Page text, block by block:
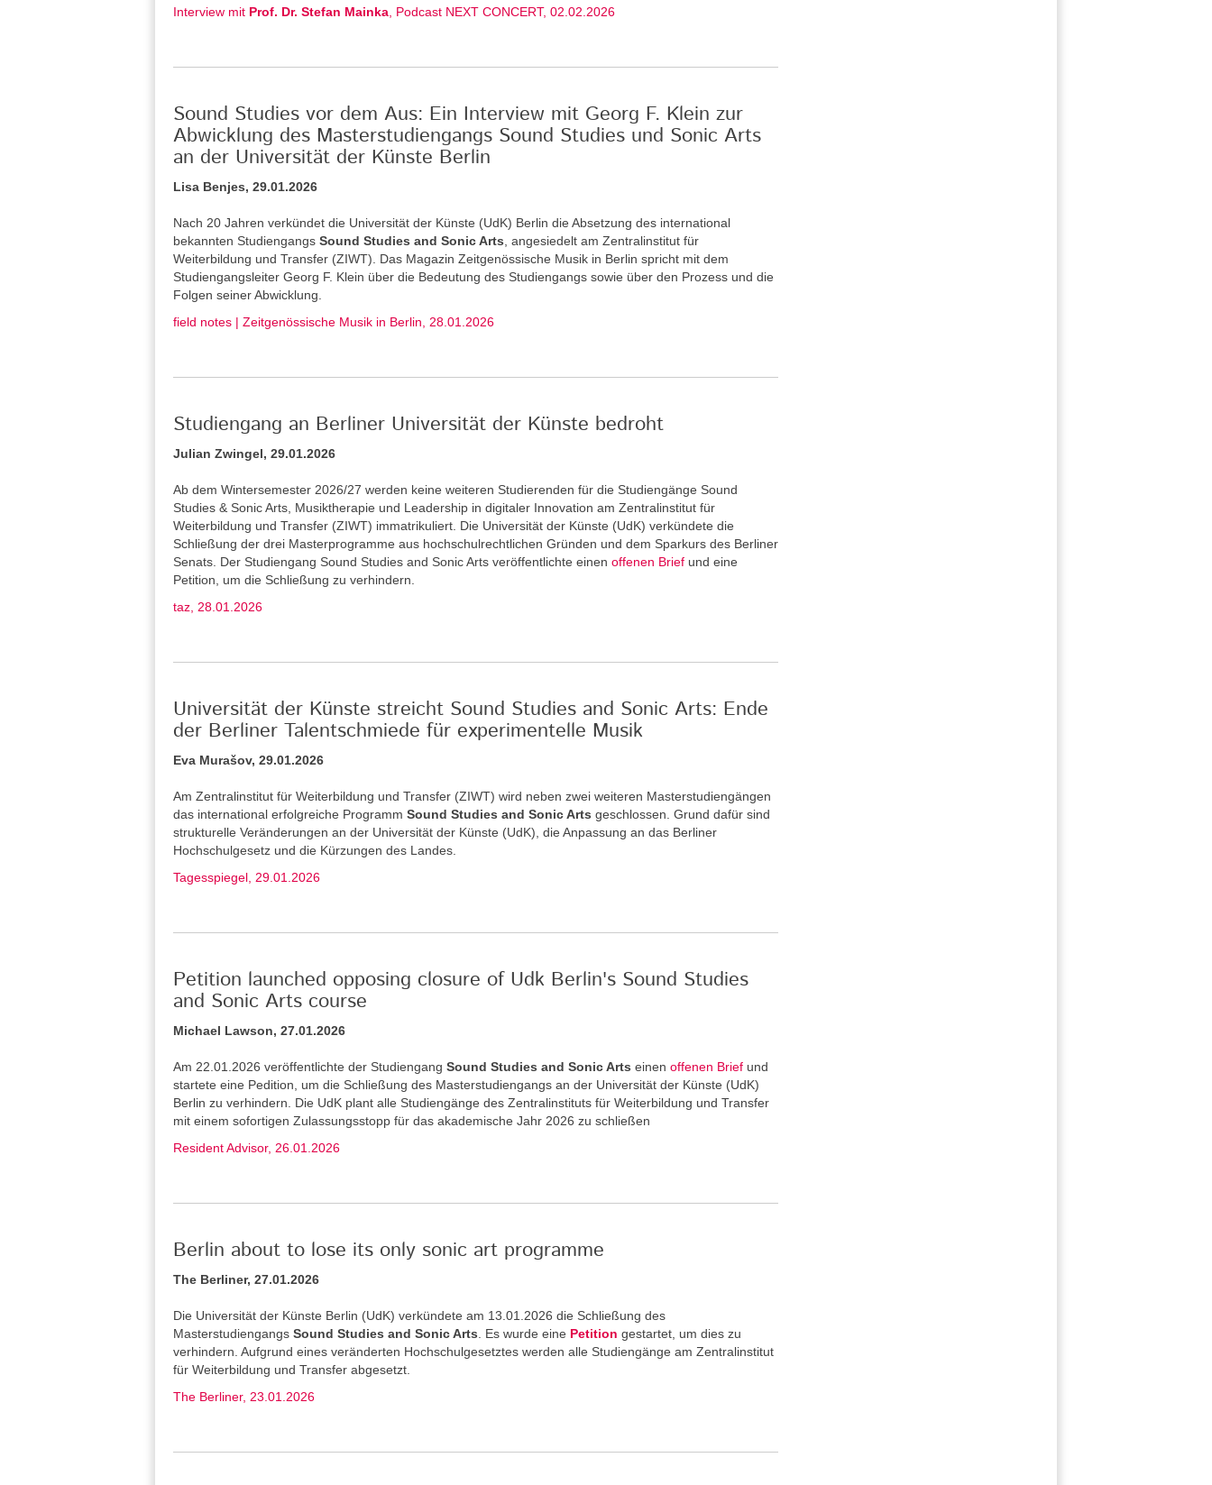
Interview mit Prof. Dr. Stefan Mainka , Podcast NEXT CONCERT, 02.02.2026
Sound Studies vor dem Aus: Ein Interview mit Georg F. Klein zur
Abwicklung des Masterstudiengangs Sound Studies und Sonic Arts
an der Universität der Künste Berlin
Lisa Benjes, 29.01.2026
Nach 20 Jahren verkündet die Universität der Künste (UdK) Berlin die Absetzung des international
bekannten Studiengangs Sound Studies and Sonic Arts , angesiedelt am Zentralinstitut für
Weiterbildung und Transfer (ZIWT). Das Magazin Zeitgenössische Musik in Berlin spricht mit dem
Studiengangsleiter Georg F. Klein über die Bedeutung des Studiengangs sowie über den Prozess und die
Folgen seiner Abwicklung.
field notes | Zeitgenössische Musik in Berlin, 28.01.2026
Studiengang an Berliner Universität der Künste bedroht
Julian Zwingel, 29.01.2026
Ab dem Wintersemester 2026/27 werden keine weiteren Stu­dierenden für die Studiengänge Sound
Studies & Sonic Arts, Musiktherapie und Leadership in digitaler Innovation am Zentralinstitut für
Weiterbildung und Transfer (ZIWT) immatrikuliert. Die Universität der Künste (UdK) verkündete die
Schließung der drei Masterprogramme aus hochschulrechtlichen Gründen und dem Sparkurs des Berliner
Senats. Der Studiengang Sound Studies and Sonic Arts veröffentlichte einen offenen Brief und eine
Petition, um die Schließung zu verhindern.
taz, 28.01.2026
Universität der Künste streicht Sound Studies and Sonic Arts: Ende
der Berliner Talentschmiede für experimentelle Musik
Eva Murašov, 29.01.2026
Am Zentralinstitut für Weiterbildung und Transfer (ZIWT) wird neben zwei weiteren Masterstudiengängen
das international erfolgreiche Programm Sound Studies and Sonic Arts geschlossen. Grund dafür sind
strukturelle Veränderungen an der Universität der Künste (UdK), die Anpassung an das Berliner
Hochschulgesetz und die Kürzungen des Landes.
Tagesspiegel, 29.01.2026
Petition launched opposing closure of Udk Berlin's Sound Studies
and Sonic Arts course
Michael Lawson, 27.01.2026
Am 22.01.2026 veröffentlichte der Studiengang Sound Studies and Sonic Arts einen offenen Brief und
startete eine Pedition, um die Schließung des Masterstudiengangs an der Universität der Künste (UdK)
Berlin zu verhindern. Die UdK plant alle Studiengänge des Zentralinstituts für Weiterbildung und Transfer
mit einem sofortigen Zulassungsstopp für das akademische Jahr 2026 zu schließen
Resident Advisor, 26.01.2026
Berlin about to lose its only sonic art programme
The Berliner, 27.01.2026
Die Universität der Künste Berlin (UdK) verkündete am 13.01.2026 die Schließung des
Masterstudiengangs Sound Studies and Sonic Arts . Es wurde eine Petition gestartet, um dies zu
verhindern. Aufgrund eines veränderten Hochschulgesetztes werden alle Studiengänge am Zentralinstitut
für Weiterbildung und Transfer abgesetzt.
The Berliner, 23.01.2026